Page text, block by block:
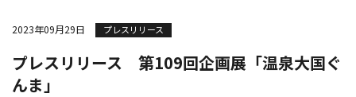
2023年09月29日 プレスリリース
プレスリリース 第109回企画展「温泉大国ぐ
んま」